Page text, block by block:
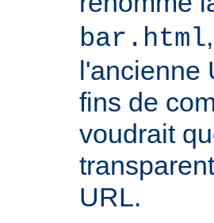
bar.html
l'ancienne
fins de
voudrait
URL.